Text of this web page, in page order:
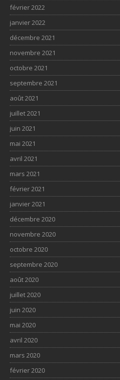
février 2022
janvier 2022
décembre 2021
novembre 2021
octobre 2021
septembre 2021
août 2021
juillet 2021
juin 2021
mai 2021
avril 2021
mars 2021
février 2021
janvier 2021
décembre 2020
novembre 2020
octobre 2020
septembre 2020
août 2020
juillet 2020
juin 2020
mai 2020
avril 2020
mars 2020
février 2020